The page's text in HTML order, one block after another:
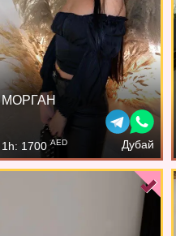
МОРГАН
1h: 1700AED Дубай